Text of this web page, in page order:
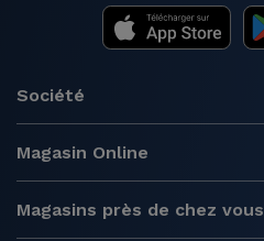
Société
Magasin Online
Magasins près de chez vous